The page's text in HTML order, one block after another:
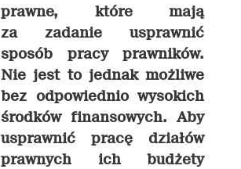
prawne, które mają
za zadanie usprawnić
sposób pracy prawników.
Nie jest to jednak możliwe
bez odpowiednio wysokich
środków finansowych. Aby
usprawnić pracę działów
prawnych ich budżety